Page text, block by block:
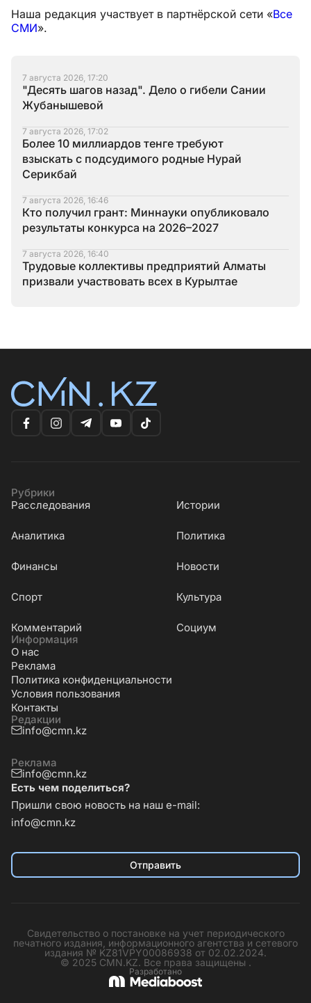
Наша редакция участвует в партнёрской сети «Все
СМИ».
7 августа 2026, 17:20
"Десять шагов назад". Дело о гибели Сании
Жубанышевой
7 августа 2026, 17:02
Более 10 миллиардов тенге требуют
взыскать с подсудимого родные Нурай
Серикбай
7 августа 2026, 16:46
Кто получил грант: Миннауки опубликовало
результаты конкурса на 2026–2027
7 августа 2026, 16:40
Трудовые коллективы предприятий Алматы
призвали участвовать всех в Курылтае
Рубрики
Расследования
Истории
Аналитика Политика
Финансы Новости
Cпорт Культура
Комментарий
Социум
Информация
О нас
Реклама
Политика конфиденциальности
Условия пользования
Контакты
Редакции
info@cmn.kz
Реклама
info@cmn.kz
Есть чем поделиться?
Пришли свою новость на наш e-mail:
info@cmn.kz
Отправить
Свидетельство о постановке на учет периодического
печатного издания, информационного агентства и сетевого
издания № KZ81VPY00086938 от 02.02.2024.
© 2025 CMN.KZ. Все права защищены .
Разработано